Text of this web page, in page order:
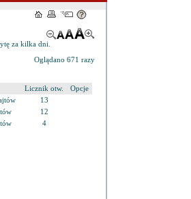
za kilka dni.
Oglądano 671 razy
Licznik otw.
Opcje
13
12
4